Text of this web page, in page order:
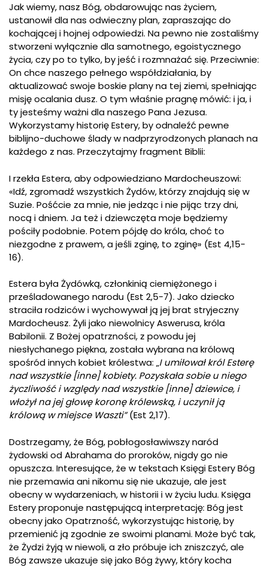
Jak wiemy, nasz Bóg, obdarowując nas życiem,
ustanowił dla nas odwieczny plan, zapraszając do
kochającej i hojnej odpowiedzi. Na pewno nie zostaliśmy
stworzeni wyłącznie dla samotnego, egoistycznego
życia, czy po to tylko, by jeść i rozmnażać się. Przeciwnie:
On chce naszego pełnego współdziałania, by
aktualizować swoje boskie plany na tej ziemi, spełniając
misję ocalania dusz. O tym właśnie pragnę mówić: i ja, i
ty jesteśmy ważni dla naszego Pana Jezusa.
Wykorzystamy historię Estery, by odnaleźć pewne
biblijno-duchowe ślady w nadprzyrodzonych planach na
każdego z nas. Przeczytajmy fragment Biblii:
I rzekła Estera, aby odpowiedziano Mardocheuszowi:
«Idź, zgromadź wszystkich Żydów, którzy znajdują się w
Suzie. Pośćcie za mnie, nie jedząc i nie pijąc trzy dni,
nocą i dniem. Ja też i dziewczęta moje będziemy
pościły podobnie. Potem pójdę do króla, choć to
niezgodne z prawem, a jeśli zginę, to zginę» (Est 4,15-
16).
Estera była Żydówką, członkinią ciemiężonego i
prześladowanego narodu (Est 2,5-7). Jako dziecko
straciła rodziców i wychowywał ją jej brat stryjeczny
Mardocheusz. Żyli jako niewolnicy Aswerusa, króla
Babilonii. Z Bożej opatrzności, z powodu jej
niesłychanego piękna, została wybrana na królową
spośród innych kobiet królestwa: „I umiłował król Esterę
nad wszystkie [inne] kobiety. Pozyskała sobie u niego
życzliwość i względy nad wszystkie [inne] dziewice, i
włożył na jej głowę koronę królewską, i uczynił ją
królową w miejsce Waszti”(Est 2,17).
Dostrzegamy, że Bóg, pobłogosławiwszy naród
żydowski od Abrahama do proroków, nigdy go nie
opuszcza. Interesujące, że w tekstach Księgi Estery Bóg
nie przemawia ani nikomu się nie ukazuje, ale jest
obecny w wydarzeniach, w historii i w życiu ludu. Księga
Estery proponuje następującą interpretację: Bóg jest
obecny jako Opatrzność, wykorzystując historię, by
przemienić ją zgodnie ze swoimi planami. Może być tak,
że Żydzi żyją w niewoli, a zło próbuje ich zniszczyć, ale
Bóg zawsze ukazuje się jako Bóg żywy, który kocha